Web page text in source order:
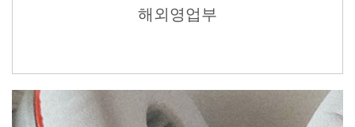
해외영업부